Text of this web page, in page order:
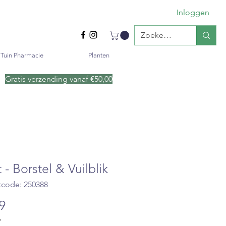
Tuin Pharmacie Planten
Inloggen
Gratis verzending vanaf €50 ,00
- Borstel & Vuilblik
250388
Prijs